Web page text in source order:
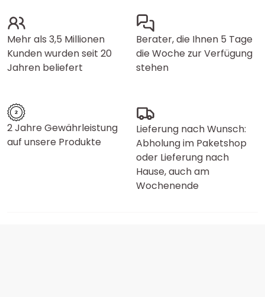
Mehr als 3,5 Millionen
Kunden wurden seit 20
Jahren beliefert
Berater, die Ihnen 5 Tage
die Woche zur Verfügung
stehen
2 Jahre Gewährleistung
auf unsere Produkte
Lieferung nach Wunsch:
Abholung im Paketshop
oder Lieferung nach
Hause, auch am
Wochenende